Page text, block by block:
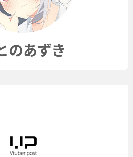
のあずき